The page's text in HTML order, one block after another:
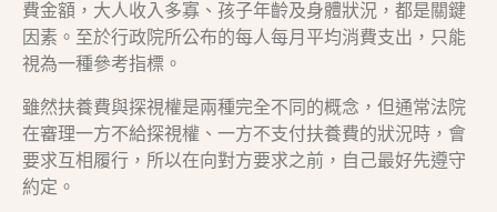
費金額，大人收入多寡、孩子年齡及身體狀況，都是關鍵
因素。至於行政院所公布的每人每月平均消費支出，只能
視為一種參考指標。
雖然扶養費與探視權是兩種完全不同的概念，但通常法院
在審理一方不給探視權、一方不支付扶養費的狀況時，會
要求互相履行，所以在向對方要求之前，自己最好先遵守
約定。